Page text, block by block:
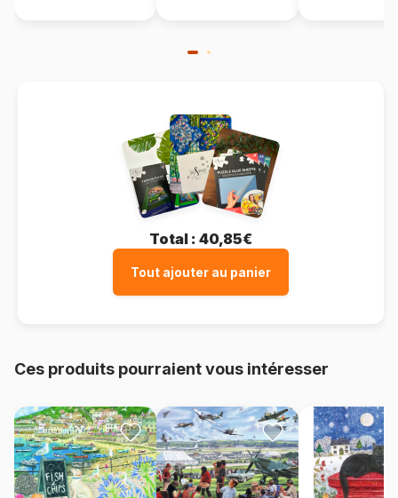
Total : 40,85€
Tout ajouter au panier
Ces produits pourraient vous intéresser